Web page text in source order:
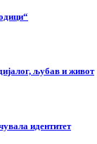
љубав и живот
идентитет